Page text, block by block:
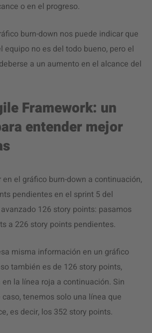
o en el progreso.
burn-down nos puede indicar que
equipo no es del todo bueno, pero el
a un aumento en el alcance del
Framework: un
entender mejor
en el gráfico burn-down a continuación,
pendientes en el sprint 5 del
126 story points: pasamos
a 226 story points pendientes.
misma información en un gráfico
también es de 126 story points,
la línea roja a continuación. Sin
tenemos solo una línea que
es decir, los 352 story points.